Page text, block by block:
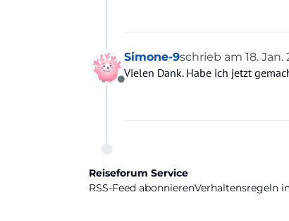
Offline
Simone-9schrieb am 18. Jan.
zuletzt editiert von
Vielen Dank. Habe ich jetzt
Reiseforum Service
RSS-Feed abonnierenVerhaltensregeln